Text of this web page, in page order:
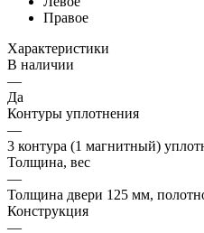
Правое
Характеристики
В наличии
—
Да
Контуры уплотнения
—
3 контура (1 магнитный)
Толщина, вес
—
Толщина двери 125 мм,
Конструкция
—